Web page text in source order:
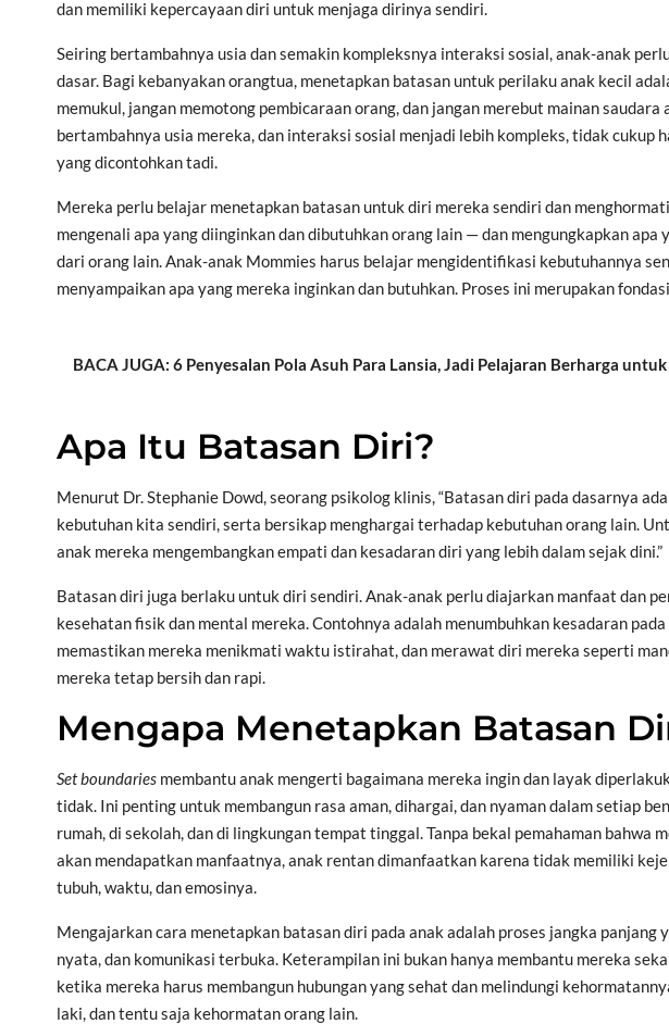
dan memiliki kepercayaan diri untuk menjaga dirinya sendiri.
Seiring bertambahnya usia dan semakin kompleksnya interaksi sosial, anak-anak
dasar. Bagi kebanyakan orangtua, menetapkan batasan untuk perilaku anak kecil
memukul, jangan memotong pembicaraan orang, dan jangan merebut mainan
bertambahnya usia mereka, dan interaksi sosial menjadi lebih kompleks, tidak cukup
yang dicontohkan tadi.
Mereka perlu belajar menetapkan batasan untuk diri mereka sendiri dan
mengenali apa yang diinginkan dan dibutuhkan orang lain — dan mengungkapkan apa
dari orang lain. Anak-anak Mommies harus belajar mengidentifikasi kebutuhannya
menyampaikan apa yang mereka inginkan dan butuhkan. Proses ini merupakan
BACA JUGA: 6 Penyesalan Pola Asuh Para Lansia, Jadi Pelajaran Berharga
Apa Itu Batasan Diri?
Menurut Dr. Stephanie Dowd, seorang psikolog klinis, “Batasan diri pada dasarnya
kebutuhan kita sendiri, serta bersikap menghargai terhadap kebutuhan orang lain.
anak mereka mengembangkan empati dan kesadaran diri yang lebih dalam sejak dini.”
Batasan diri juga berlaku untuk diri sendiri. Anak-anak perlu diajarkan manfaat dan
kesehatan fisik dan mental mereka. Contohnya adalah menumbuhkan kesadaran
memastikan mereka menikmati waktu istirahat, dan merawat diri mereka seperti
mereka tetap bersih dan rapi.
Mengapa Menetapkan Batasan
Set boundaries membantu anak mengerti bagaimana mereka ingin dan layak
tidak. Ini penting untuk membangun rasa aman, dihargai, dan nyaman dalam setiap
rumah, di sekolah, dan di lingkungan tempat tinggal. Tanpa bekal pemahaman bahwa
akan mendapatkan manfaatnya, anak rentan dimanfaatkan karena tidak memiliki
tubuh, waktu, dan emosinya.
Mengajarkan cara menetapkan batasan diri pada anak adalah proses jangka panjang
nyata, dan komunikasi terbuka. Keterampilan ini bukan hanya membantu mereka
ketika mereka harus membangun hubungan yang sehat dan melindungi
laki, dan tentu saja kehormatan orang lain.